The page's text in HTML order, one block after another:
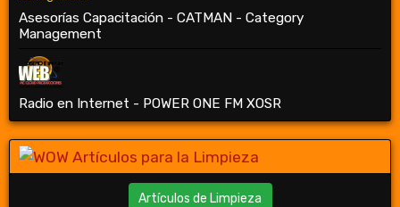
Asesorías Capacitación - CATMAN - Category
Management
Radio en Internet - POWER ONE FM XOSR
Artículos de Limpieza